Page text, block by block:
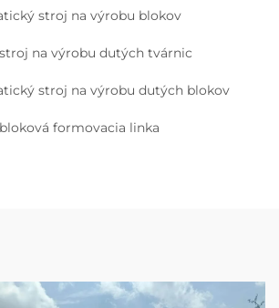
stroj na výrobu blokov
na výrobu dutých tvárnic
stroj na výrobu dutých blokov
formovacia linka